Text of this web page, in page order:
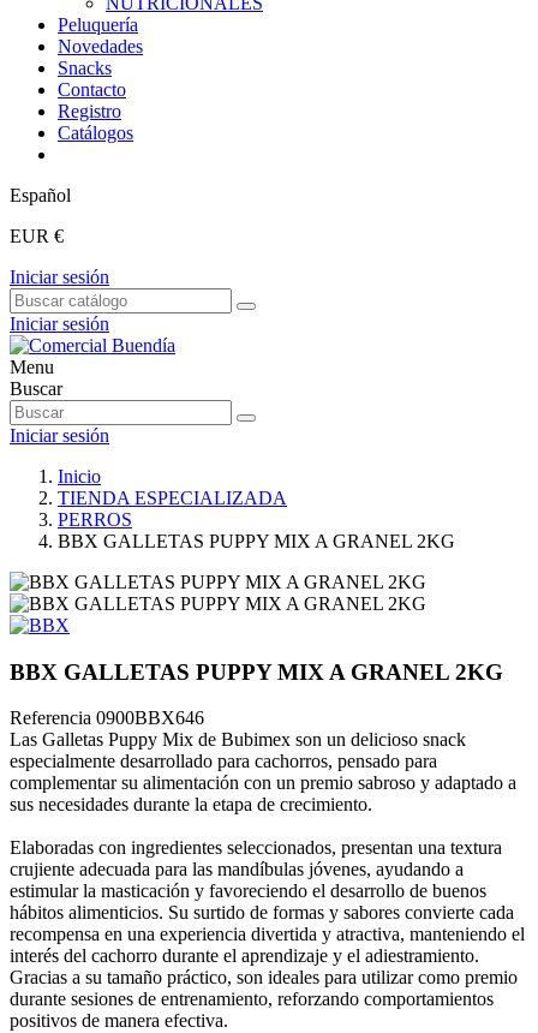
Peluquería
Novedades
Snacks
Contacto
Registro
Catálogos
Español
EUR €
Iniciar sesión
Iniciar sesión
Menu
Buscar
Iniciar sesión
Inicio
TIENDA ESPECIALIZADA
PERROS
BBX GALLETAS PUPPY MIX A GRANEL 2KG
BBX GALLETAS PUPPY MIX A GRANEL 2KG
Referencia 0900BBX646
Las Galletas Puppy Mix de Bubimex son un delicioso snack
especialmente desarrollado para cachorros, pensado para
complementar su alimentación con un premio sabroso y adaptado a
sus necesidades durante la etapa de crecimiento.
Elaboradas con ingredientes seleccionados, presentan una textura
crujiente adecuada para las mandíbulas jóvenes, ayudando a
estimular la masticación y favoreciendo el desarrollo de buenos
hábitos alimenticios. Su surtido de formas y sabores convierte cada
recompensa en una experiencia divertida y atractiva, manteniendo el
interés del cachorro durante el aprendizaje y el adiestramiento.
Gracias a su tamaño práctico, son ideales para utilizar como premio
durante sesiones de entrenamiento, reforzando comportamientos
positivos de manera efectiva.